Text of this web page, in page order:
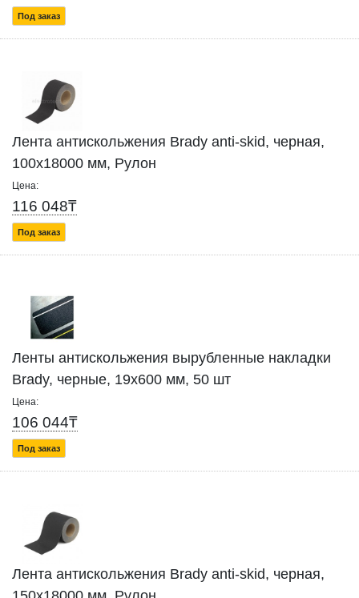
Под заказ
Лента антискольжения Brady anti-skid, черная,
100x18000 мм, Рулон
Цена:
116 048₸
Под заказ
Ленты антискольжения вырубленные накладки
Brady, черные, 19x600 мм, 50 шт
Цена:
106 044₸
Под заказ
Лента антискольжения Brady anti-skid, черная,